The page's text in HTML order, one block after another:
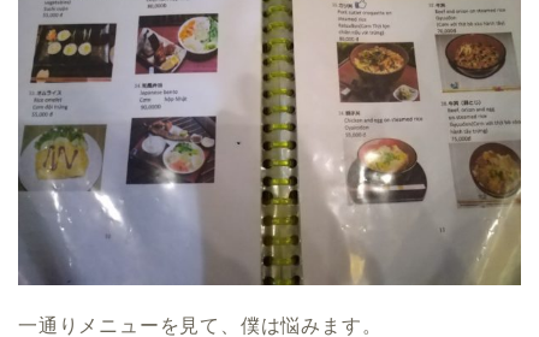
一通りメニューを見て、僕は悩みます。